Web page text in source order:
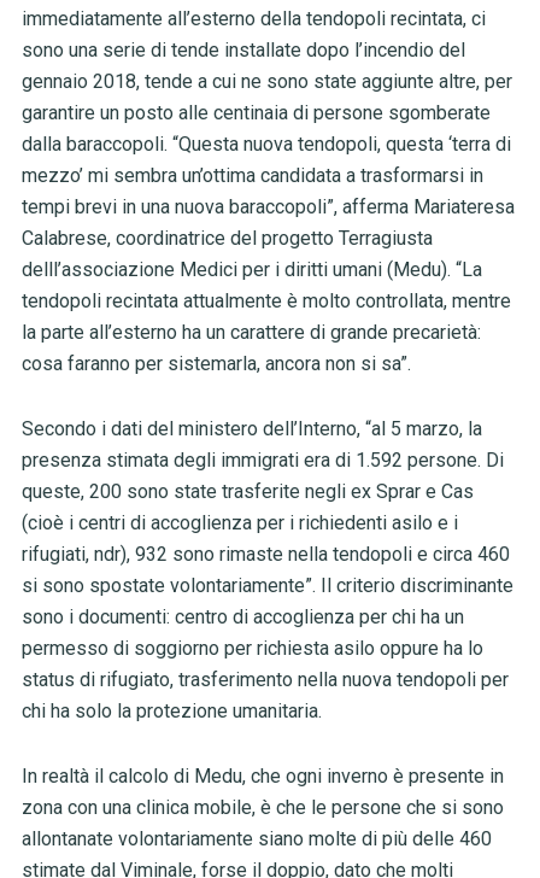
immediatamente all’esterno della tendopoli recintata, ci
sono una serie di tende installate dopo l’incendio del
gennaio 2018, tende a cui ne sono state aggiunte altre, per
garantire un posto alle centinaia di persone sgomberate
dalla baraccopoli. “Questa nuova tendopoli, questa ‘terra di
mezzo’ mi sembra un’ottima candidata a trasformarsi in
tempi brevi in una nuova baraccopoli”, afferma Mariateresa
Calabrese, coordinatrice del progetto Terragiusta
delll’associazione Medici per i diritti umani (Medu). “La
tendopoli recintata attualmente è molto controllata, mentre
la parte all’esterno ha un carattere di grande precarietà:
cosa faranno per sistemarla, ancora non si sa”.
Secondo i dati del ministero dell’Interno, “al 5 marzo, la
presenza stimata degli immigrati era di 1.592 persone. Di
queste, 200 sono state trasferite negli ex Sprar e Cas
(cioè i centri di accoglienza per i richiedenti asilo e i
rifugiati, ndr), 932 sono rimaste nella tendopoli e circa 460
si sono spostate volontariamente”. Il criterio discriminante
sono i documenti: centro di accoglienza per chi ha un
permesso di soggiorno per richiesta asilo oppure ha lo
status di rifugiato, trasferimento nella nuova tendopoli per
chi ha solo la protezione umanitaria.
In realtà il calcolo di Medu, che ogni inverno è presente in
zona con una clinica mobile, è che le persone che si sono
allontanate volontariamente siano molte di più delle 460
stimate dal Viminale, forse il doppio, dato che molti